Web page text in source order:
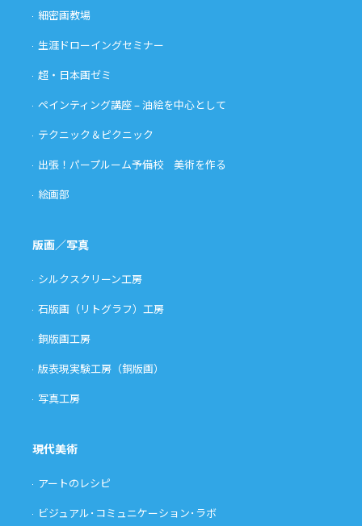
細密画教場
生涯ドローイングセミナー
超・日本画ゼミ
ペインティング講座 – 油絵を中心として
テクニック＆ピクニック
出張！パープルーム予備校 美術を作る
絵画部
版画／写真
シルクスクリーン工房
石版画（リトグラフ）工房
銅版画工房
版表現実験工房（銅版画）
写真工房
現代美術
アートのレシピ
ビジュアル･コミュニケーション･ラボ